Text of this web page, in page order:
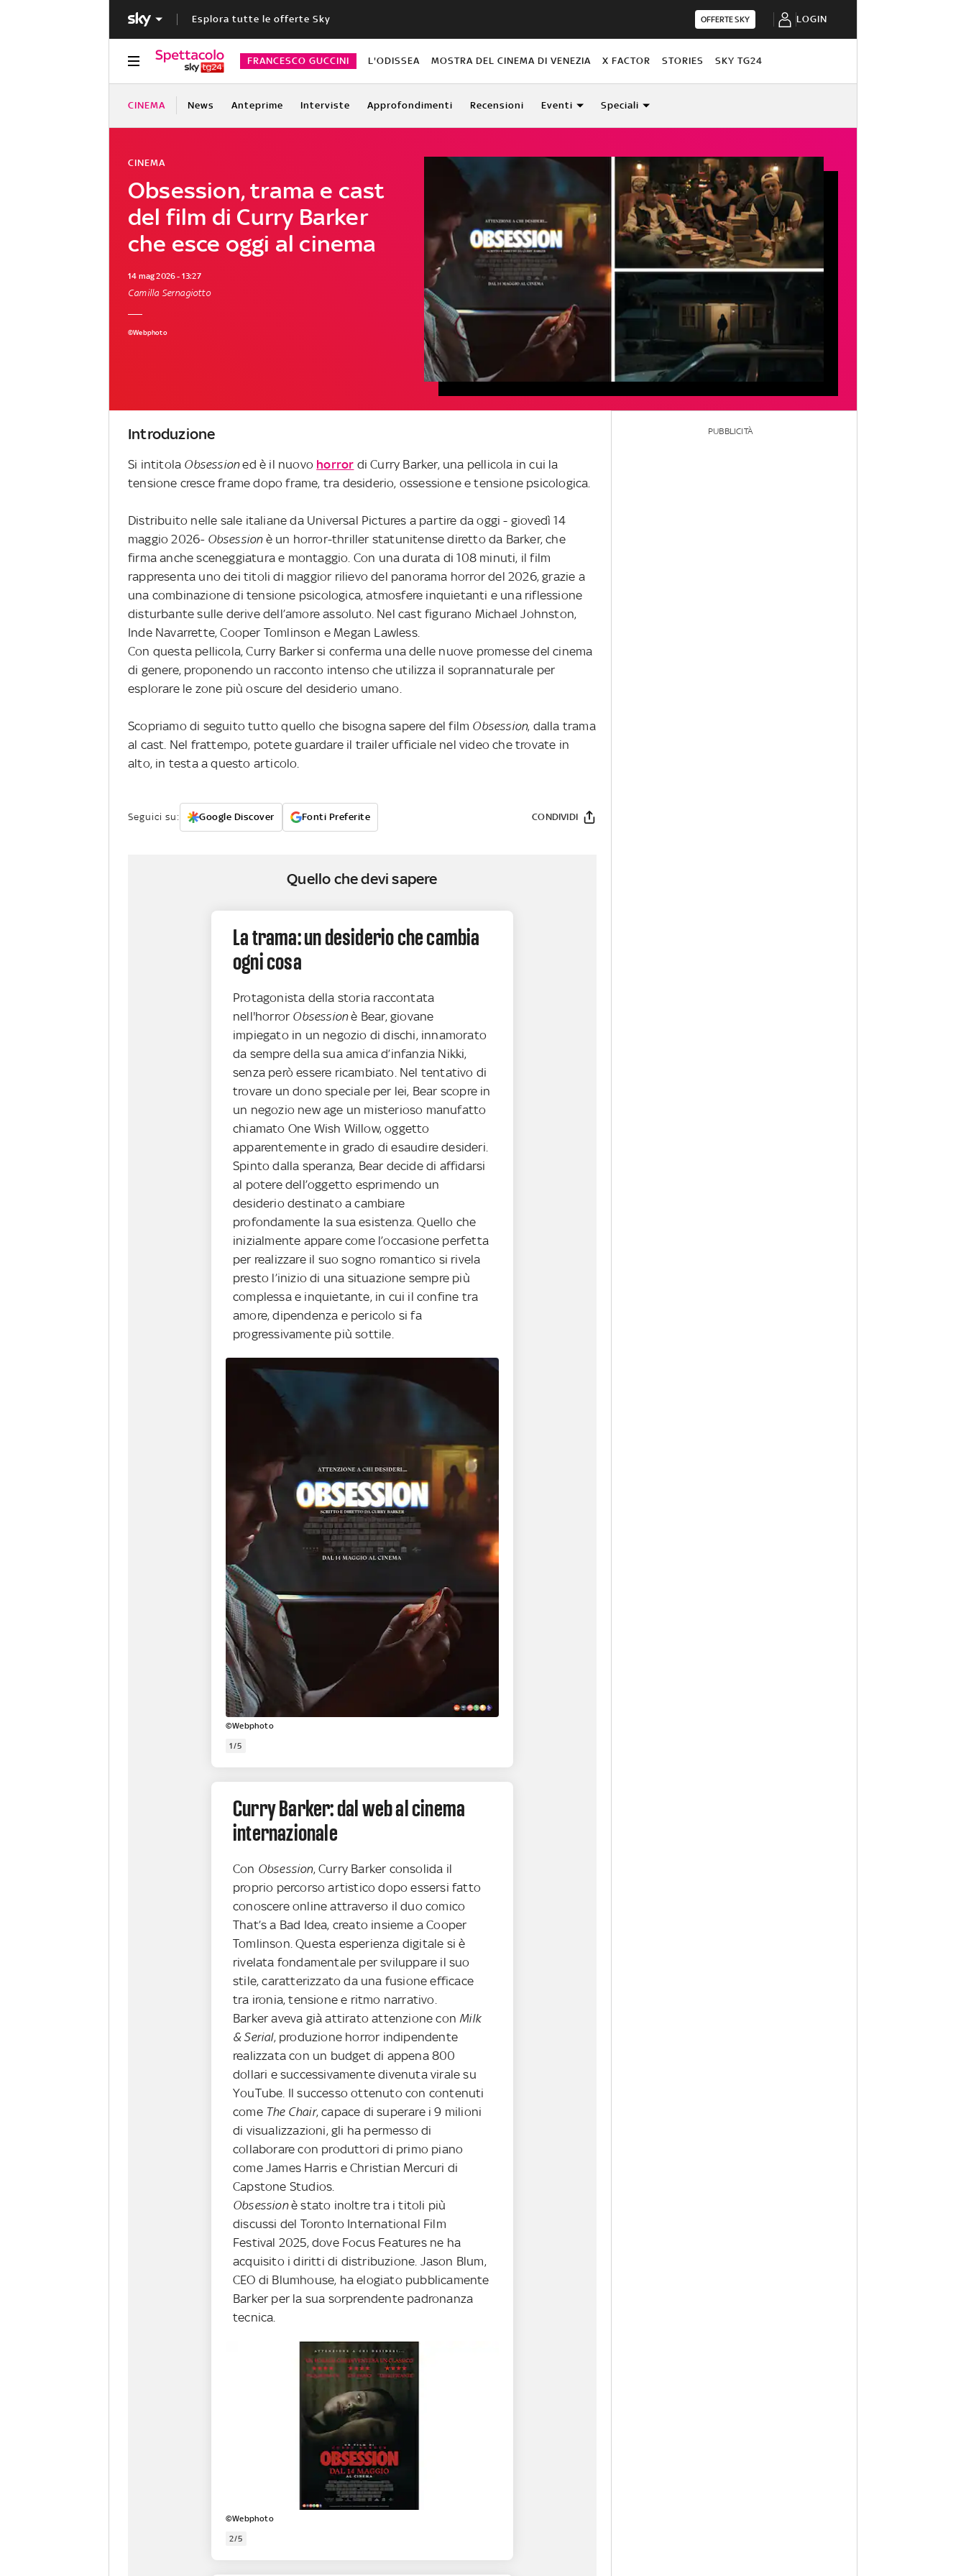
Esplora tutte le offerte Sky OFFERTE SKY LOGIN
FRANCESCO GUCCINI L'ODISSEA MOSTRA DEL CINEMA DI VENEZIA X FACTOR STORIES SKY TG24
CINEMA News Anteprime Interviste Approfondimenti Recensioni Eventi Speciali
Obsession, trama e cast
del film di Curry Barker
che esce oggi al cinema
CINEMA
14 mag 2026 - 13:27
Camilla Sernagiotto
©Webphoto
Introduzione
Si intitola Obsessioned è il nuovo horror di Curry Barker, una pellicola in cui la
tensione cresce frame dopo frame, tra desiderio, ossessione e tensione psicologica.
Distribuito nelle sale italiane da Universal Pictures a partire da oggi - giovedì 14
maggio 2026- Obsessionè un horror-thriller statunitense diretto da Barker, che
firma anche sceneggiatura e montaggio. Con una durata di 108 minuti, il film
rappresenta uno dei titoli di maggior rilievo del panorama horror del 2026, grazie a
una combinazione di tensione psicologica, atmosfere inquietanti e una riflessione
disturbante sulle derive dell’amore assoluto. Nel cast figurano Michael Johnston,
Inde Navarrette, Cooper Tomlinson e Megan Lawless.
Con questa pellicola, Curry Barker si conferma una delle nuove promesse del cinema
di genere, proponendo un racconto intenso che utilizza il soprannaturale per
esplorare le zone più oscure del desiderio umano.
Scopriamo di seguito tutto quello che bisogna sapere del film Obsession, dalla trama
al cast. Nel frattempo, potete guardare il trailer ufficiale nel video che trovate in
alto, in testa a questo articolo.
Seguici su: Google Discover Fonti Preferite CONDIVIDI
Quello che devi sapere
La trama: un desiderio che cambia
ogni cosa
Protagonista della storia raccontata
nell'horror Obsessionè Bear, giovane
impiegato in un negozio di dischi, innamorato
da sempre della sua amica d’infanzia Nikki,
senza però essere ricambiato. Nel tentativo di
trovare un dono speciale per lei, Bear scopre in
un negozio new age un misterioso manufatto
chiamato One Wish Willow, oggetto
apparentemente in grado di esaudire desideri.
Spinto dalla speranza, Bear decide di affidarsi
al potere dell’oggetto esprimendo un
desiderio destinato a cambiare
profondamente la sua esistenza. Quello che
inizialmente appare come l’occasione perfetta
per realizzare il suo sogno romantico si rivela
presto l’inizio di una situazione sempre più
complessa e inquietante, in cui il confine tra
amore, dipendenza e pericolo si fa
progressivamente più sottile.
©Webphoto
1/5
Curry Barker: dal web al cinema
internazionale
Con Obsession, Curry Barker consolida il
proprio percorso artistico dopo essersi fatto
conoscere online attraverso il duo comico
That’s a Bad Idea, creato insieme a Cooper
Tomlinson. Questa esperienza digitale si è
rivelata fondamentale per sviluppare il suo
stile, caratterizzato da una fusione efficace
tra ironia, tensione e ritmo narrativo.
Barker aveva già attirato attenzione con Milk
& Serial, produzione horror indipendente
realizzata con un budget di appena 800
dollari e successivamente divenuta virale su
YouTube. Il successo ottenuto con contenuti
come The Chair, capace di superare i 9 milioni
di visualizzazioni, gli ha permesso di
collaborare con produttori di primo piano
come James Harris e Christian Mercuri di
Capstone Studios.
Obsessionè stato inoltre tra i titoli più
discussi del Toronto International Film
Festival 2025, dove Focus Features ne ha
acquisito i diritti di distribuzione. Jason Blum,
CEO di Blumhouse, ha elogiato pubblicamente
Barker per la sua sorprendente padronanza
tecnica.
©Webphoto
2/5
PUBBLICITÀ